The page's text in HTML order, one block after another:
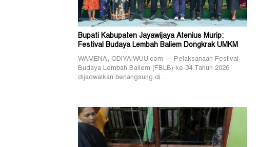
Bupati Kabupaten Jayawijaya Atenius Murip:
Festival Budaya Lembah Baliem Dongkrak UMKM
WAMENA, ODIYAIWUU.com — Pelaksanaan Festival
Budaya Lembah Baliem (FBLB) ke-34 Tahun 2026
dijadwalkan berlangsung di…